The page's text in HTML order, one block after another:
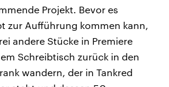
Projekt. Bevor es
zur Aufführung kommen kann,
andere Stücke in Premiere
Schreibtisch zurück in den
wandern, der in Tankred